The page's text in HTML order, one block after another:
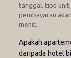
tanggal, tipe
pembayaran
menit.
Apakah
daripada hotel